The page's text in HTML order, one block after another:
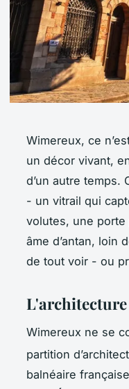
Wimereux, ce
un décor vivant,
d’un autre temps.
- un vitrail qui
volutes, une
âme d’antan, loin
de tout voir - ou
Wimereux ne se
partition
balnéaire